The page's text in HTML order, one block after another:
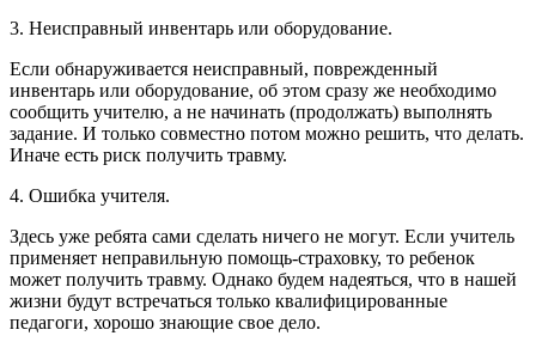
3. Неисправный инвентарь или оборудование.
Если обнаруживается неисправный, поврежденный
инвентарь или оборудование, об этом сразу же необходимо
сообщить учителю, а не начинать (продолжать) выполнять
задание. И только совместно потом можно решить, что делать.
Иначе есть риск получить травму.
4. Ошибка учителя.
Здесь уже ребята сами сделать ничего не могут. Если учитель
применяет неправильную помощь-страховку, то ребенок
может получить травму. Однако будем надеяться, что в нашей
жизни будут встречаться только квалифицированные
педагоги, хорошо знающие свое дело.